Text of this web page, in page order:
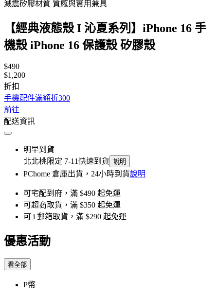
減震矽膠材質 質感與實用兼具
【經典液態殼 I 沁夏系列】iPhone 16 手
機殼 iPhone 16 保護殼 矽膠殼
$490
$1,200
折扣
手機配件滿額折300
前往
配送資訊
明早到貨
北北桃限定 7-11快速到貨 說明
PChome 倉庫出貨，24小時到貨說明
可宅配到府，滿 $490 起免運
可超商取貨，滿 $350 起免運
可 i 郵箱取貨，滿 $290 起免運
優惠活動
看全部
P幣